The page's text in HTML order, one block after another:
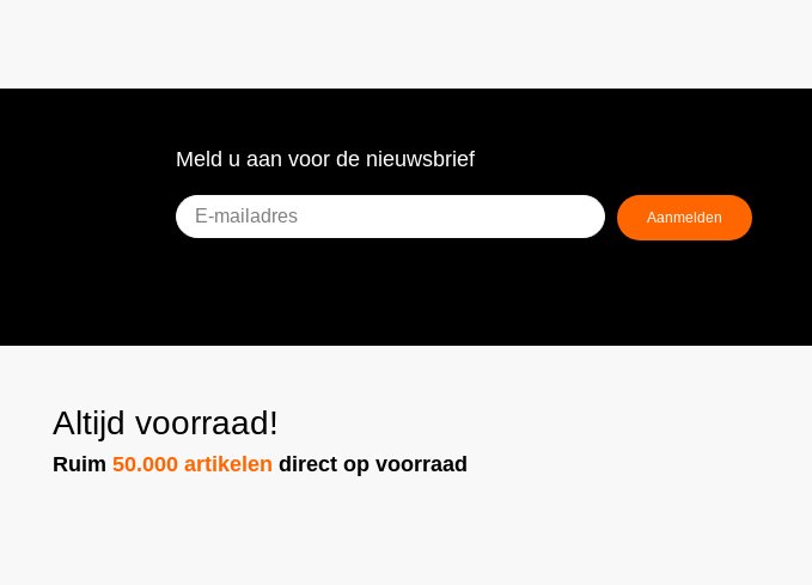
Meld u aan voor de nieuwsbrief
E-
mailadres(Vereist)
Aanmelden
Altijd voorraad!
Ruim50.000 artikelen direct op voorraad